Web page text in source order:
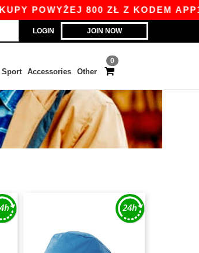
POWYŻEJ 800 ZŁ Z KODEM APP10
LOGIN JOIN NOW
0
Sport Accessories Other